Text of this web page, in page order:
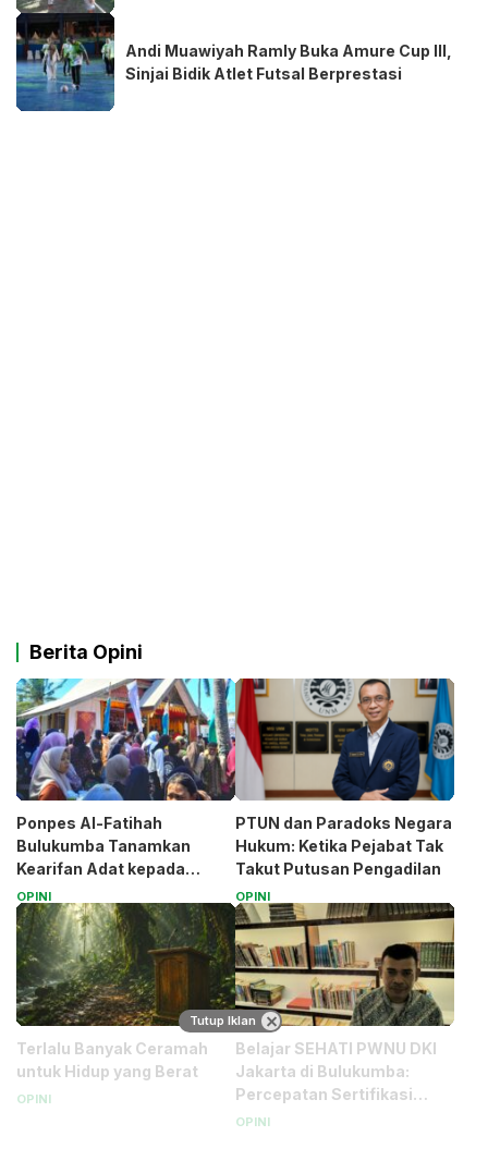
Andi Muawiyah Ramly Buka Amure Cup III,
Sinjai Bidik Atlet Futsal Berprestasi
Berita Opini
Ponpes Al-Fatihah
Bulukumba Tanamkan
Kearifan Adat kepada
Santri (Bagian 1)
OPINI
PTUN dan Paradoks Negara
Hukum: Ketika Pejabat Tak
Takut Putusan Pengadilan
OPINI
Terlalu Banyak Ceramah
untuk Hidup yang Berat
OPINI
Belajar SEHATI PWNU DKI
Jakarta di Bulukumba:
Percepatan Sertifikasi
Halal Bagi UMK
OPINI
Tutup Iklan